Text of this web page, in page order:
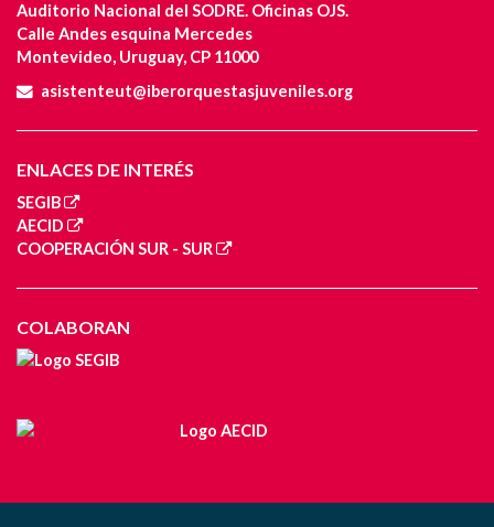
Auditorio Nacional del SODRE. Oficinas OJS.
Calle Andes esquina Mercedes
Montevideo, Uruguay, CP 11000
asistenteut@iberorquestasjuveniles.org
ENLACES DE INTERÉS
SEGIB
AECID
COOPERACIÓN SUR - SUR
COLABORAN